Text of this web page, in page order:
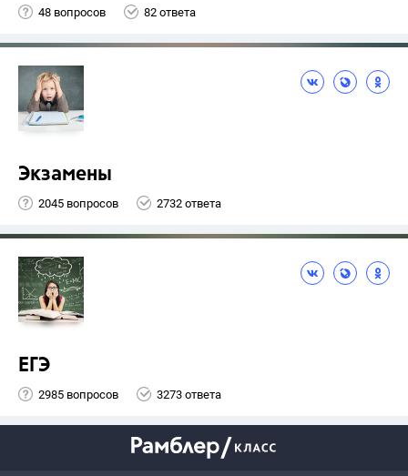
48 вопросов 82 ответа
Экзамены
2045 вопросов 2732 ответа
ЕГЭ
2985 вопросов 3273 ответа